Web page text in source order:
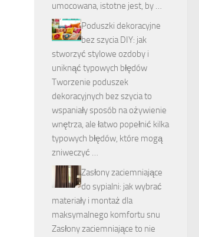
umocowana, istotne jest, by …
Poduszki dekoracyjne
bez szycia DIY: jak
stworzyć stylowe ozdoby i
uniknąć typowych błędów
Tworzenie poduszek
dekoracyjnych bez szycia to
wspaniały sposób na ożywienie
wnętrza, ale łatwo popełnić kilka
typowych błędów, które mogą
zniweczyć …
Zasłony zaciemniające
do sypialni: jak wybrać
materiały i montaż dla
maksymalnego komfortu snu
Zasłony zaciemniające to nie